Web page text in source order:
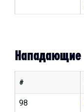
Нападающие
#
98